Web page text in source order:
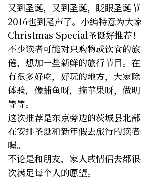
又到圣诞，又到圣诞，眨眼圣诞
2016也到尾声了。小编特意为大
Christmas Special圣诞好推荐！
不少读者可能对只购物或饮食的
倦，想加一些新鲜的旅行节目。
有很多好吃，好玩的地方，大家
体验，像捕鱼呀，摘苹果呀，做
等等。
这次推荐是东京旁边的茨城县北部
在安排圣诞和新年假去旅行的读
喔。
不论是和朋友，家人或情侣去都
次满足每个人的愿望。